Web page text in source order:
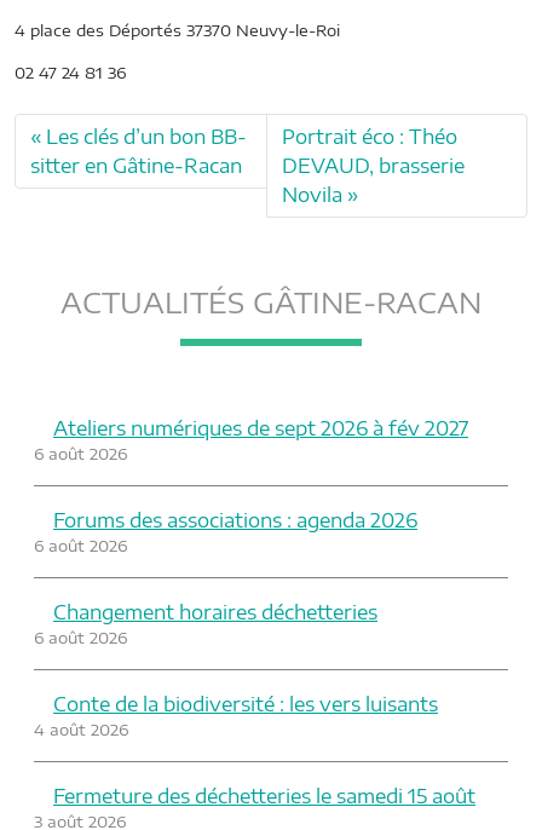
4 place des Déportés 37370 Neuvy-le-Roi
02 47 24 81 36
Les clés d’un bon BB-
sitter en Gâtine-Racan
Portrait éco : Théo
DEVAUD, brasserie
Novila
ACTUALITÉS GÂTINE-RACAN
Ateliers numériques de sept 2026 à fév 2027
6 août 2026
Forums des associations : agenda 2026
6 août 2026
Changement horaires déchetteries
6 août 2026
Conte de la biodiversité : les vers luisants
4 août 2026
Fermeture des déchetteries le samedi 15 août
3 août 2026